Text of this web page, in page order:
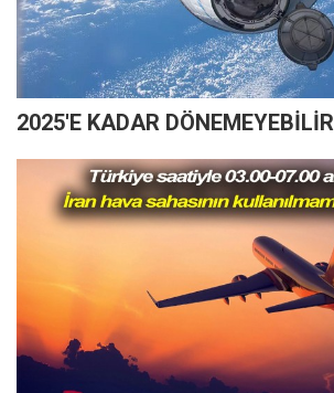
2025'E KADAR DÖNEMEYEBİLİR